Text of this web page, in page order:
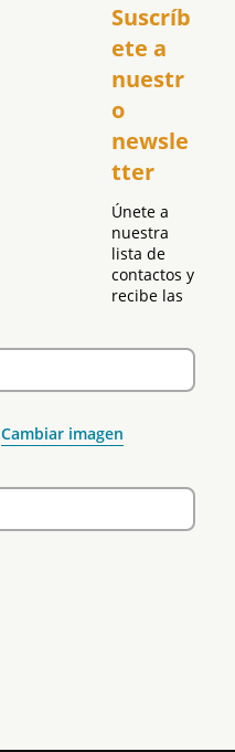
Suscríb
ete a
nuestr
o
newsle
tter
Únete a
nuestra
lista de
contactos y
recibe las
Cambiar imagen